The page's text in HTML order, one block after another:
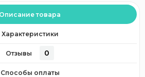
Описание товара
Характеристики
Отзывы 0
Способы оплаты